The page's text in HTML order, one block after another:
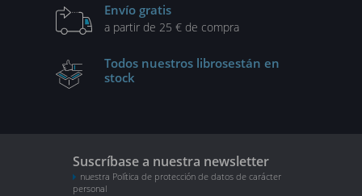
Envío gratis
a partir de 25 € de compra
Todos nuestros librosestán en
stock
Suscríbase a nuestra newsletter
nuestra Política de protección de datos de carácter
personal